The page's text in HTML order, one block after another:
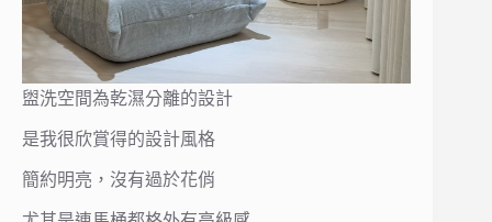
盥洗空間為乾濕分離的設計
是我很欣賞得的設計風格
簡約明亮，沒有過於花俏